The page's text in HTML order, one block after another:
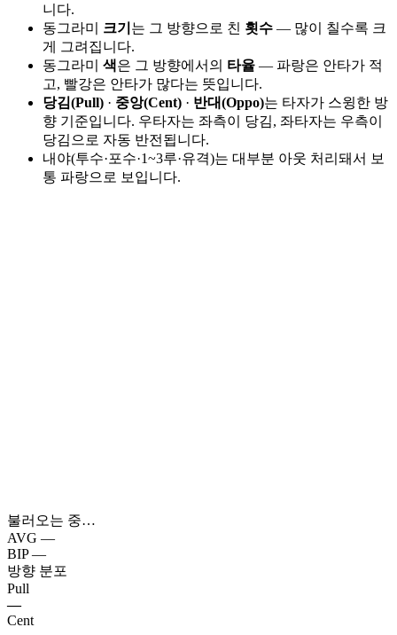
니다.
동그라미 크기 는 그 방향으로 친 횟수 — 많이 칠수록 크
게 그려집니다.
동그라미 색은 그 방향에서의 타율 — 파랑은 안타가 적
고, 빨강은 안타가 많다는 뜻입니다.
당김(Pull) · 중앙(Cent) · 반대(Oppo)는 타자가 스윙한 방
향 기준입니다. 우타자는 좌측이 당김, 좌타자는 우측이
당김으로 자동 반전됩니다.
내야(투수·포수·1~3루·유격)는 대부분 아웃 처리돼서 보
통 파랑으로 보입니다.
불러오는 중…
AVG —
BIP —
방향 분포
Pull
—
Cent